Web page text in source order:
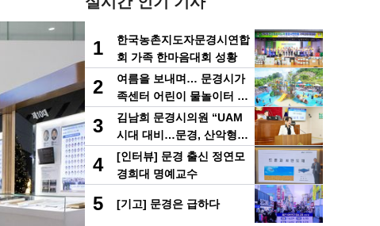
1
한국농촌지도자문경시연합
회 가족 한마음대회 성황
2
여름을 보내며… 문경시가
족센터 어린이 물놀이터 9
일 운영 마무리
3
김남희 문경시의원 “UAM
시대 대비…문경, 산악형
드론산업 중심도시로 도약
해야”
4
[인터뷰] 문경 출신 정연모
경희대 명예교수
5 [기고] 문경은 급하다